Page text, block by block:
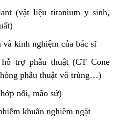
(vật liệu titanium y sinh,
kinh nghiệm của bác sĩ
trợ phẫu thuật (CT Cone
phẫu thuật vô trùng…)
nối, mão sứ)
khuẩn nghiêm ngặt